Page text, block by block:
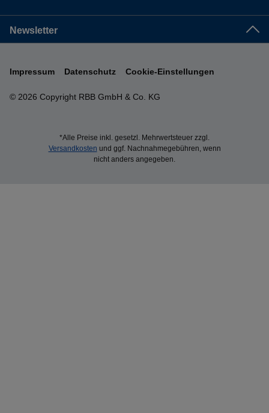
Newsletter
© 2026 Copyright RBB GmbH & Co. KG
Impressum Datenschutz Cookie-Einstellungen
*Alle Preise inkl. gesetzl. Mehrwertsteuer zzgl.
Versandkosten und ggf. Nachnahmegebühren, wenn
nicht anders angegeben.